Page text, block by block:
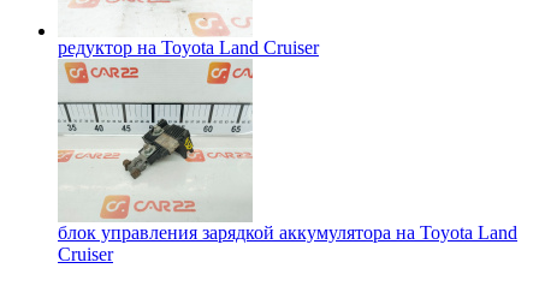
редуктор на Toyota Land Cruiser
блок управления зарядкой аккумулятора на Toyota Land
Cruiser